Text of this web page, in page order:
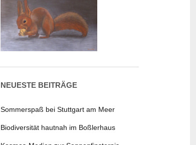
NEUESTE BEITRÄGE
Sommerspaß bei Stuttgart am Meer
Biodiversität hautnah im Boßlerhaus